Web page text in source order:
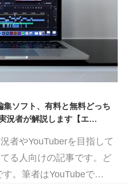
集ソフト、有料と無料どっち
況者が解説します【エ…
者やYouTuberを目指して
る人向けの記事です。ど
す。筆者はYouTubeで…